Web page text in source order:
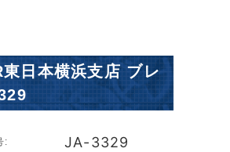
日本横浜支店 ブレ
: JA-3329